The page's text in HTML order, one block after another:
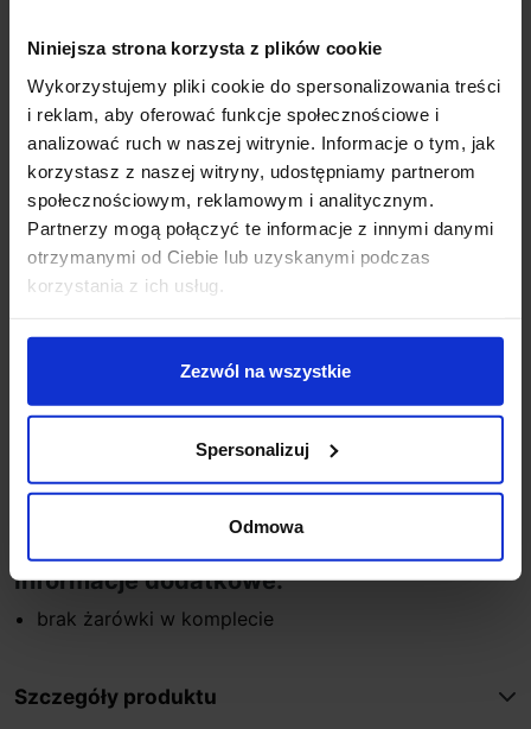
Niniejsza strona korzysta z plików cookie
Wykorzystujemy pliki cookie do spersonalizowania treści
i reklam, aby oferować funkcje społecznościowe i
analizować ruch w naszej witrynie. Informacje o tym, jak
korzystasz z naszej witryny, udostępniamy partnerom
społecznościowym, reklamowym i analitycznym.
Partnerzy mogą połączyć te informacje z innymi danymi
otrzymanymi od Ciebie lub uzyskanymi podczas
korzystania z ich usług.
Zezwól na wszystkie
Spersonalizuj
Odmowa
i oszczędniejszą żarówką ledową. Nowoczesna,
atrakcyjna forma sprawia, że ten kinkiet świetnie
sprawdzi się jako oświetlenie ścian, lustra lub jako
oświetlenie łazienkowe. Dzieki podwyższonemu IP44
lampa przystosowana jest do montażu w 2 i 3 strefie w
łazienkach.
Parametry techniczne:
Źródło światła E14 (można stosować żarówki LED)
Napięcie 230V
Wysokość 25cm
Głębokość 8,5cm
Klasa szczelności IP44
Gwarancja 24 miesiące
Informacje dodatkowe:
brak żarówki w komplecie
Szczegóły produktu